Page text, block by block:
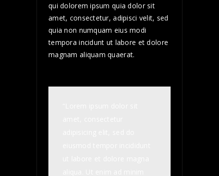
qui dolorem ipsum quia dolor sit
amet, consectetur, adipisci velit, sed
quia non numquam eius modi
tempora incidunt ut labore et dolore
magnam aliquam quaerat.